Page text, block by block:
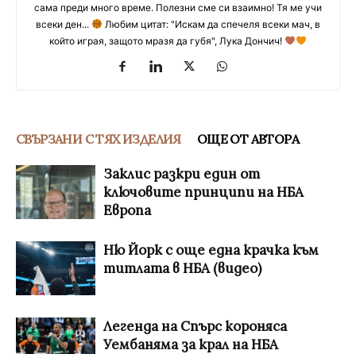
сама преди много време. Полезни сме си взаимно! Тя ме учи
всеки ден...
Любим цитат: "Искам да спечеля всеки мач, в
който играя, защото мразя да губя", Лука Дончич!
СВЪРЗАНИ С ТЯХ ИЗДЕЛИЯ ОЩЕ ОТ АВТОРА
Заклис разкри един от
ключовите принципи на НБА
Европа
Ню Йорк с още една крачка към
титлата в НБА (видео)
Легенда на Спърс короняса
Уембаняма за крал на НБА